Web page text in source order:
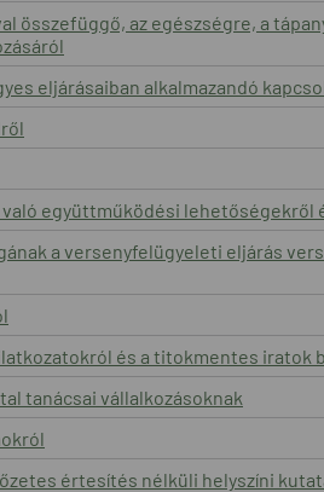
összefüggő, az egészségre, a
eljárásaiban alkalmazandó
együttműködési lehetőségekről
a versenyfelügyeleti eljárás
és a titokmentes iratok
tanácsai vállalkozásoknak
értesítés nélküli helyszíni